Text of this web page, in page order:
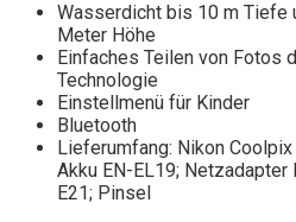
Wasserdicht bis 10 m Tiefe
Meter Höhe
Einfaches Teilen von Fotos
Technologie
Einstellmenü für Kinder
Bluetooth
Lieferumfang: Nikon
Akku EN-EL19; Netzadapter
E21; Pinsel